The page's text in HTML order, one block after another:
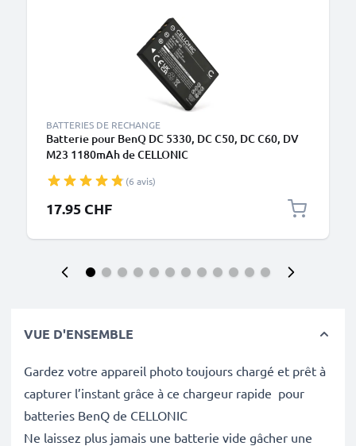
BATTERIES DE RECHANGE
Batterie pour BenQ DC 5330, DC C50, DC C60, DV
M23 1180mAh de CELLONIC
(6 avis)
17.95 CHF
VUE D'ENSEMBLE
Gardez votre appareil photo toujours chargé et prêt à
capturer l’instant grâce à ce chargeur rapide pour
batteries BenQ de CELLONIC
Ne laissez plus jamais une batterie vide gâcher une